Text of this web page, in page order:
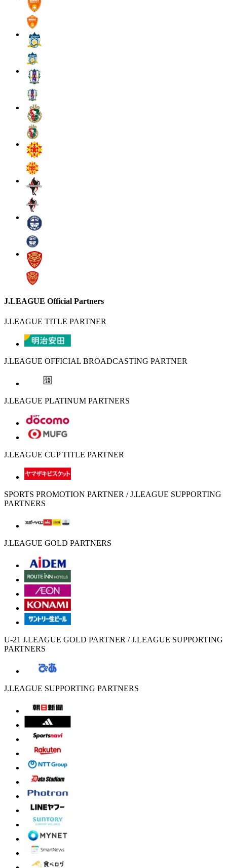
J.LEAGUE Official Partners
J.LEAGUE TITLE PARTNER
J.LEAGUE OFFICIAL BROADCASTING PARTNER
J.LEAGUE PLATINUM PARTNERS
J.LEAGUE CUP TITLE PARTNER
SPORTS PROMOTION PARTNER / J.LEAGUE SUPPORTING
PARTNERS
J.LEAGUE GOLD PARTNERS
U-21 J.LEAGUE GOLD PARTNER / J.LEAGUE SUPPORTING
PARTNERS
J.LEAGUE SUPPORTING PARTNERS